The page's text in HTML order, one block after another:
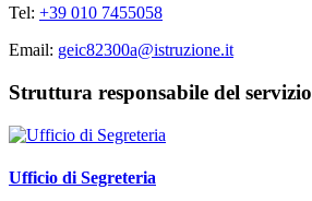
Tel: +39 010 7455058
Email: geic82300a@istruzione.it
Struttura responsabile del servizio
Ufficio di Segreteria